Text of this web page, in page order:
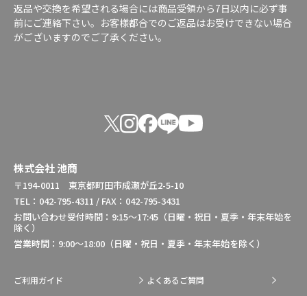
返品や交換を希望される場合には商品受領から7日以内に必ず事
前にご連絡下さい。お客様都合でのご返品はお受けできない場合
がございますのでご了承ください。
株式会社 池商
〒194-0011 東京都町田市成瀬が丘2-5-10
TEL：042-795-4311 / FAX：042-795-3431
お問い合わせ受付時間：9:15～17:45（日曜・祝日・夏季・年末年始を
除く）
営業時間：9:00～18:00（日曜・祝日・夏季・年末年始を除く）
ご利用ガイド よくあるご質問